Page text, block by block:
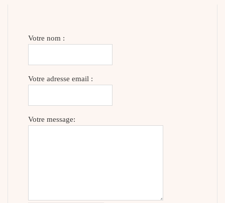
Votre nom :
Votre adresse email :
Votre message: